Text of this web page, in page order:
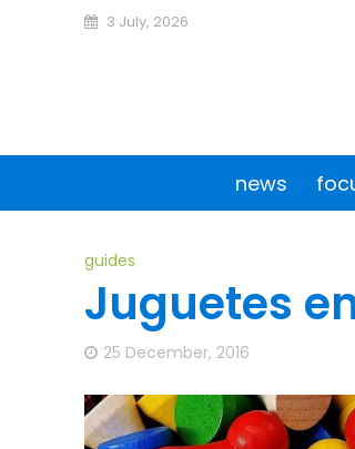
3 July, 2026
news
guides
Juguetes
25 December, 2016